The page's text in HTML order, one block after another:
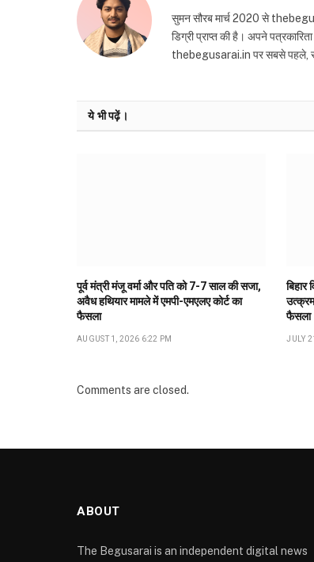
सुमन सौरब मार्च 2020 से
डिग्री प्राप्त की है। अपने
thebegusarai.in पर सबसे पहले,
ये भी पढ़ें।
पूर्व मंत्री मंजू वर्मा और पति को 7-7 साल की सजा,
अवैध हथियार मामले में एमपी-एमएलए कोर्ट का
फैसला
AUGUST 1, 2026 6:22 PM
बिहार
फैसला
JULY
Comments are closed.
ABOUT
The Begusarai is an independent digital news